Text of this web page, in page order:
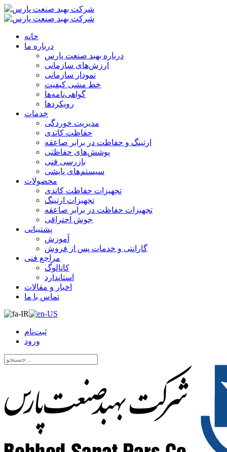
خانه
درباره ما
درباره بهبد صنعت پارس
ارزش‌های سازمانی
نمودار سازمانی
خط مشی کیفیت
گواهی‌نامه‌ها
رویکردها
خدمات
مدیریت خوردگی
حفاظت کاتدی
ارتینگ و حفاظت در برابر صاعقه
پوشش‌های حفاظتی
بازرسی فنی
سیستم‌های پایشی
محصولات
تجهیزات حفاظت کاتدی
تجهیزات ارتینگ
تجهیزات حفاظت در برابر صاعقه
جوش احتراقی
پشتیبانی
آموزش
گارانتی و خدمات پس از فروش
مراجع فنی
کاتالوگ
استاندارد
اخبار و مقالات
تماس با ما
ثبت‌نام
ورود